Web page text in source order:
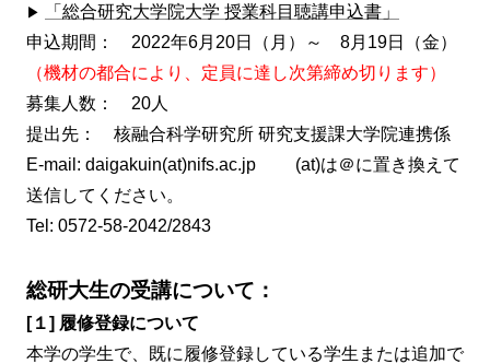
▶
「総合研究大学院大学 授業科目聴講申込書」
申込期間： 2022年6月20日（月）～ 8月19日（金）
（機材の都合により、定員に達し次第締め切ります）
募集人数： 20人
提出先： 核融合科学研究所 研究支援課大学院連携係
E-mail: daigakuin(at)nifs.ac.jp (at)は＠に置き換えて
送信してください。
Tel: 0572-58-2042/2843
総研大生の受講について：
[１] 履修登録について
本学の学生で、既に履修登録している学生または追加で